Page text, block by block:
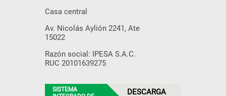
Casa central
Av. Nicolás Aylión 2241, Ate
15022
Razón social: IPESA S.A.C.
RUC 20101639275
SISTEMA
DESCARGA